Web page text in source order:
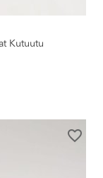
Kutuutu
favorite_border